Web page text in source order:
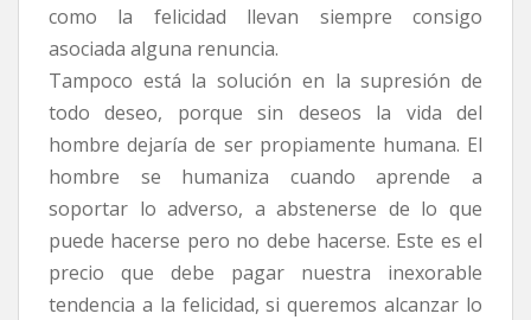
como la felicidad llevan siempre consigo
asociada alguna renuncia.
Tampoco está la solución en la supresión de
todo deseo, porque sin deseos la vida del
hombre dejaría de ser propiamente humana. El
hombre se humaniza cuando aprende a
soportar lo adverso, a abstenerse de lo que
puede hacerse pero no debe hacerse. Este es el
precio que debe pagar nuestra inexorable
tendencia a la felicidad, si queremos alcanzar lo